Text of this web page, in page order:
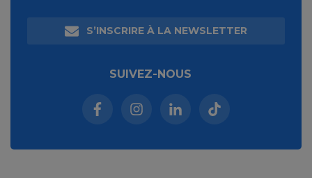
S’INSCRIRE À LA NEWSLETTER
SUIVEZ-NOUS
Facebook (nouvelle fenêtre)
Instagram (nouvelle fenêtre)
Linkedin (nouvelle
Tiktok (nouvelle